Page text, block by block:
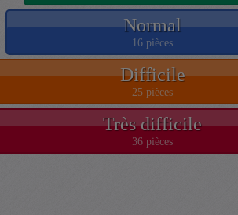
Normal
16 pièces
Difficile
25 pièces
Très difficile
36 pièces